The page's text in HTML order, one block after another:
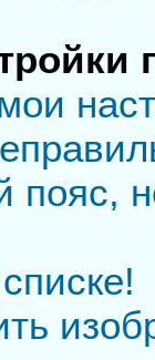
пояс,